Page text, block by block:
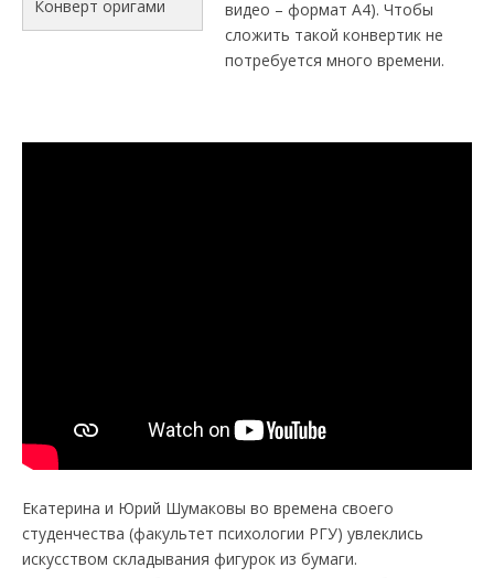
Конверт оригами
видео – формат А4). Чтобы
сложить такой конвертик не
потребуется много времени.
Екатерина и Юрий Шумаковы во времена своего
студенчества (факультет психологии РГУ) увлеклись
искусством складывания фигурок из бумаги.